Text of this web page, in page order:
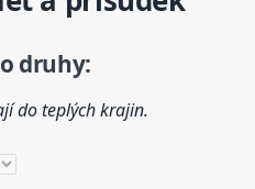
druhy:
do teplých krajin.